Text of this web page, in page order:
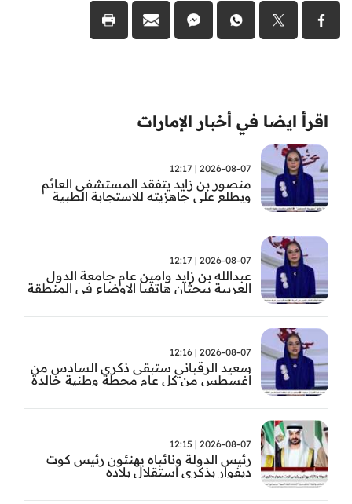
اقرأ ايضا في أخبار الإمارات
2026-08-07 | 12:17
منصور بن زايد يتفقد المستشفى العائم
ويطلع على جاهزيته للاستجابة الطبية
2026-08-07 | 12:17
عبدالله بن زايد وامين عام جامعة الدول
العربية يبحثان هاتفيا الاوضاع في المنطقة
2026-08-07 | 12:16
سعيد الرقباني ستبقى ذكرى السادس من
أغسطس من كل عام محطة وطنية خالدة
الوالد المؤسس
2026-08-07 | 12:15
رئيس الدولة ونائباه يهنئون رئيس كوت
ديفوار بذكرى استقلال بلاده